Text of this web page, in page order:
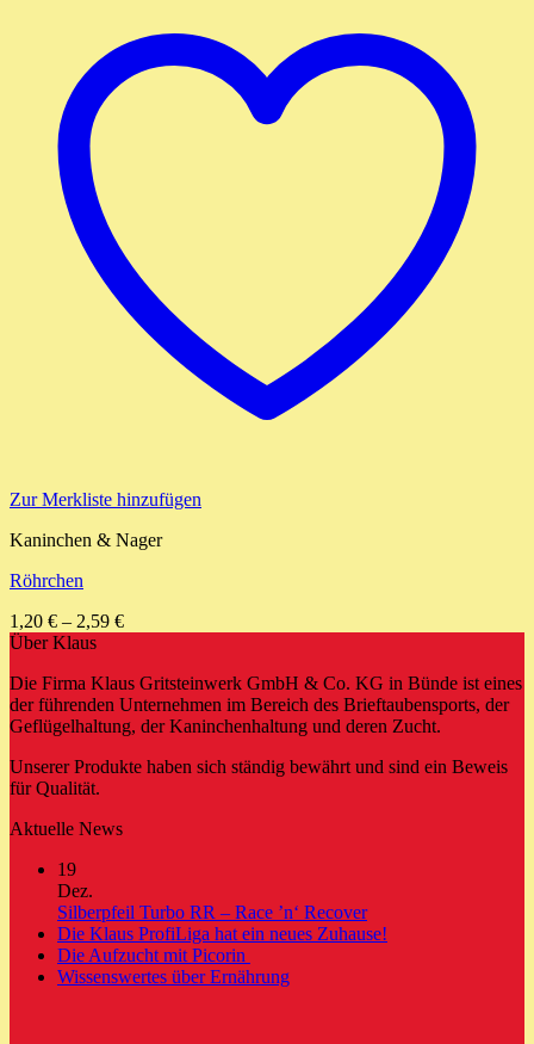
Zur Merkliste hinzufügen
Kaninchen & Nager
Röhrchen
1,20 € – 2,59 €
Über Klaus
Die Firma Klaus Gritsteinwerk GmbH & Co. KG in Bünde ist eines
der führenden Unternehmen im Bereich des Brieftaubensports, der
Geflügelhaltung, der Kaninchenhaltung und deren Zucht.
Unserer Produkte haben sich ständig bewährt und sind ein Beweis
für Qualität.
Aktuelle News
19
Dez.
Silberpfeil Turbo RR – Race ’n‘ RecoverKeine
Kommentare
Die Klaus ProfiLiga hat ein neues Zuhause!
Die Aufzucht mit Picorin
Kommentare
Wissenswertes über ErnährungKeine